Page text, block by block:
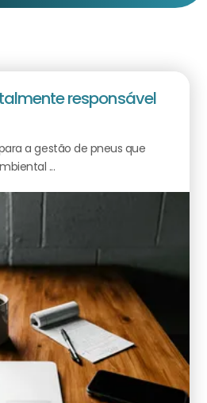
responsável
a gestão de pneus que
...